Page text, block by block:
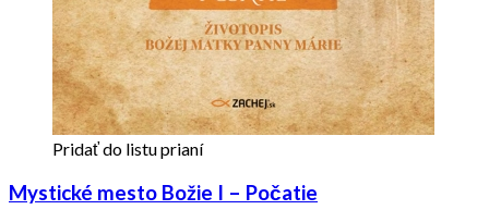
Pridať do listu prianí
Mystické mesto Božie I – Počatie